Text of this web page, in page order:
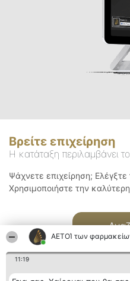
ΑΕΤΟΊ των
11:19
Βρείτε επιχείρηση
Η κατάταξη περιλαμβάνει
Ψάχνετε επιχείρηση;
Χρησιμοποιήστε την